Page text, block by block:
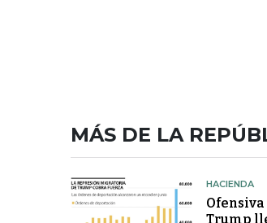
MÁS DE LA
HACIENDA
Trump